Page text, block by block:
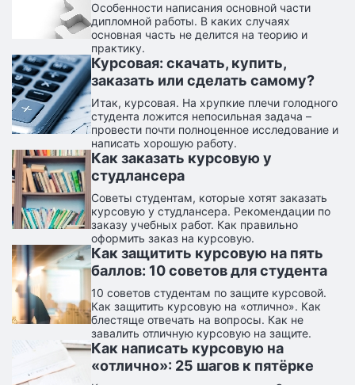
Особенности написания основной части
дипломной работы. В каких случаях
основная часть не делится на теорию и
практику.
Курсовая: скачать, купить,
заказать или сделать самому?
Итак, курсовая. На хрупкие плечи голодного
студента ложится непосильная задача –
провести почти полноценное исследование и
написать хорошую работу.
Как заказать курсовую у
студлансера
Советы студентам, которые хотят заказать
курсовую у студлансера. Рекомендации по
заказу учебных работ. Как правильно
оформить заказ на курсовую.
Как защитить курсовую на пять
баллов: 10 советов для студента
10 советов студентам по защите курсовой.
Как защитить курсовую на «отлично». Как
блестяще отвечать на вопросы. Как не
завалить отличную курсовую на защите.
Как написать курсовую на
«отлично»: 25 шагов к пятёрке